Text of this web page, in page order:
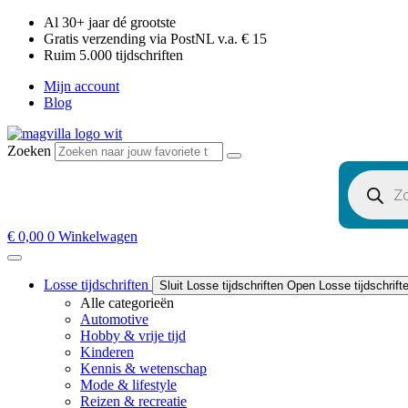
Al 30+ jaar dé grootste​
Gratis verzending via PostNL v.a. € 15
Ruim 5.000 tijdschriften​
Mijn account
Blog
Zoeken
Producten
zoeken
€ 0,00 0 Winkelwagen
Losse tijdschriften Sluit Losse tijdschriften Open Losse
Alle categorieën
Automotive
Hobby & vrije tijd
Kinderen
Kennis & wetenschap
Mode & lifestyle
Reizen & recreatie